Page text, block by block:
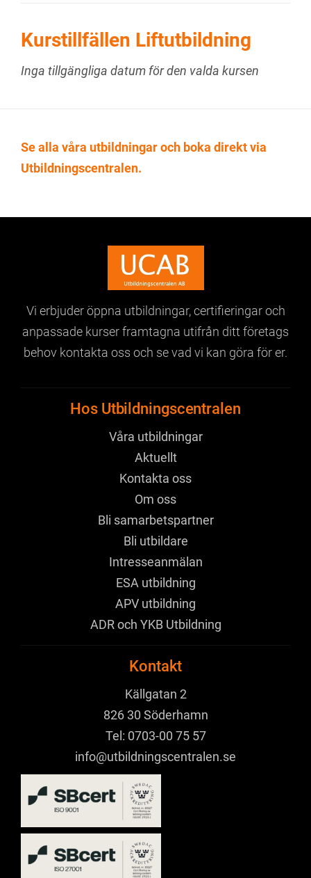
Kurstillfällen Liftutbildning
Inga tillgängliga datum för den valda kursen
Se alla våra utbildningar och boka direkt via
Utbildningscentralen.
Vi erbjuder öppna utbildningar,certifieringar och
anpassade kurserframtagna utifrån ditt företags
behov kontakta oss och se vad vi kan göra för er.
Hos Utbildningscentralen
Våra utbildningar
Aktuellt
Kontakta oss
Om oss
Bli samarbetspartner
Bli utbildare
Intresseanmälan
ESA utbildning
APV utbildning
ADR och YKB Utbildning
Kontakt
Källgatan 2
826 30 Söderhamn
Tel: 0703-00 75 57
info@utbildningscentralen.se